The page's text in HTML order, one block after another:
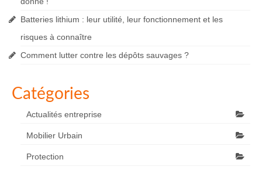
Batteries lithium : leur utilité, leur fonctionnement et les
risques à connaître
Comment lutter contre les dépôts sauvages ?
Catégories
Actualités entreprise
Mobilier Urbain
Protection